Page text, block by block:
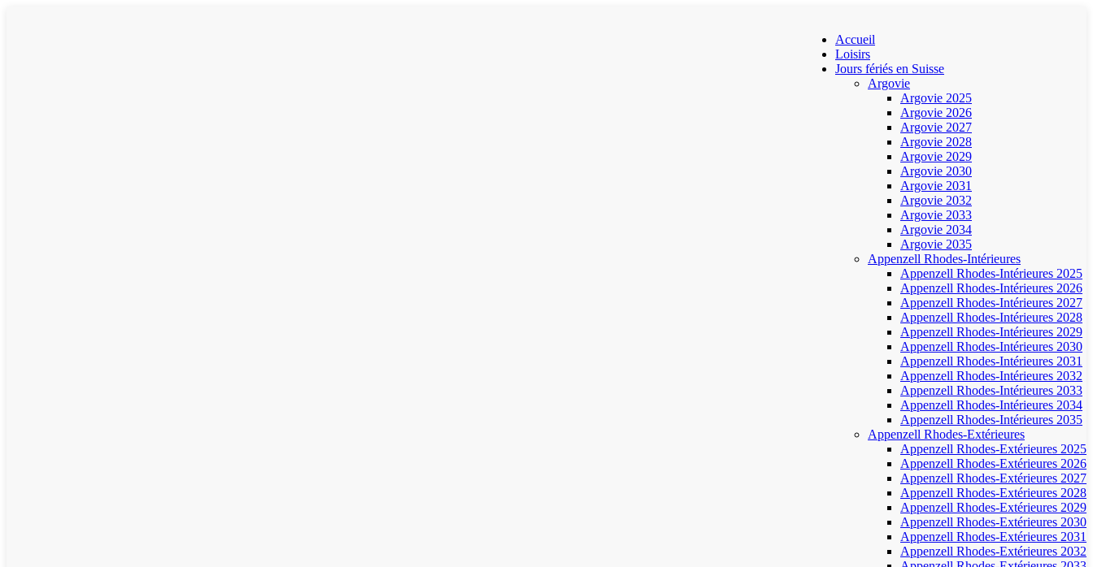
Accueil
Loisirs
Jours fériés en Suisse
Argovie
Argovie 2025
Argovie 2026
Argovie 2027
Argovie 2028
Argovie 2029
Argovie 2030
Argovie 2031
Argovie 2032
Argovie 2033
Argovie 2034
Argovie 2035
Appenzell Rhodes-Intérieures
Appenzell Rhodes-Intérieures 2025
Appenzell Rhodes-Intérieures 2026
Appenzell Rhodes-Intérieures 2027
Appenzell Rhodes-Intérieures 2028
Appenzell Rhodes-Intérieures 2029
Appenzell Rhodes-Intérieures 2030
Appenzell Rhodes-Intérieures 2031
Appenzell Rhodes-Intérieures 2032
Appenzell Rhodes-Intérieures 2033
Appenzell Rhodes-Intérieures 2034
Appenzell Rhodes-Intérieures 2035
Appenzell Rhodes-Extérieures
Appenzell Rhodes-Extérieures 2025
Appenzell Rhodes-Extérieures 2026
Appenzell Rhodes-Extérieures 2027
Appenzell Rhodes-Extérieures 2028
Appenzell Rhodes-Extérieures 2029
Appenzell Rhodes-Extérieures 2030
Appenzell Rhodes-Extérieures 2031
Appenzell Rhodes-Extérieures 2032